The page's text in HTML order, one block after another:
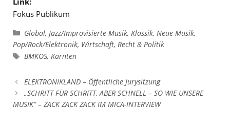
Fokus Publikum
Kategorien
Global, Jazz/Improvisierte Musik, Klassik, Neue Musik,
Pop/Rock/Elektronik, Wirtschaft, Recht & Politik
Schlagwörter
BMKÖS,Kärnten
ELEKTRONIKLAND – Öffentliche Jurysitzung
„SCHRITT FÜR SCHRITT, ABER SCHNELL – SO WIE UNSERE
MUSIK“ – ZACK ZACK ZACK IM MICA-INTERVIEW